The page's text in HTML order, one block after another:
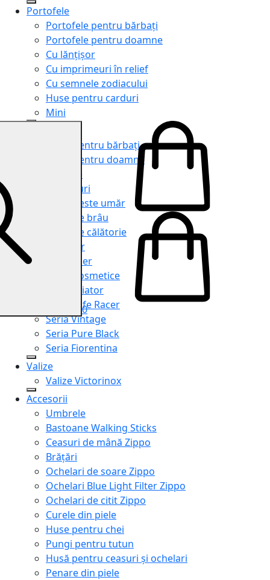
Portofele
Portofele pentru bărbați
Portofele pentru doamne
Cu lănțișor
Cu imprimeuri în relief
Cu semnele zodiacului
Huse pentru carduri
Mini
Genți pentru bărbați
Genți pentru doamne
Serviete
Rucsacuri
Genți peste umăr
Genți de brâu
Genți de călătorie
Shopper
Organiser
Truse cosmetice
Seria Aviator
Seria Cafe Racer
Seria Vintage
Seria Pure Black
Seria Fiorentina
Valize
Valize Victorinox
Accesorii
Umbrele
Bastoane Walking Sticks
Ceasuri de mână Zippo
Brățări
Ochelari de soare Zippo
Ochelari Blue Light Filter Zippo
Ochelari de citit Zippo
Curele din piele
Huse pentru chei
Pungi pentru tutun
Husă pentru ceasuri și ochelari
Penare din piele
0